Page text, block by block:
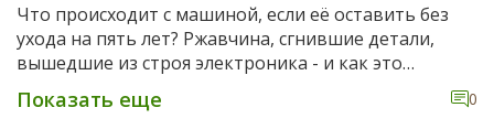
Что происходит с машиной, если её оставить без
ухода на пять лет? Ржавчина, сгнившие детали,
вышедшие из строя электроника - и как это
предотвратить. Реальные последствия и способы
спасти авто.
Показать еще 0